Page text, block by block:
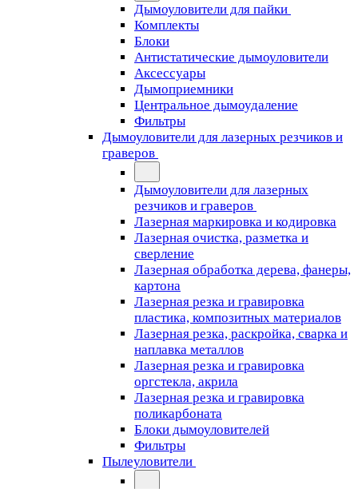
Дымоуловители для пайки
Комплекты
Блоки
Антистатические дымоуловители
Аксессуары
Дымоприемники
Центральное дымоудаление
Фильтры
Дымоуловители для лазерных резчиков и
граверов
Дымоуловители для лазерных
резчиков и граверов
Лазерная маркировка и кодировка
Лазерная очистка, разметка и
сверление
Лазерная обработка дерева, фанеры,
картона
Лазерная резка и гравировка
пластика, композитных материалов
Лазерная резка, раскройка, сварка и
наплавка металлов
Лазерная резка и гравировка
оргстекла, акрила
Лазерная резка и гравировка
поликарбоната
Блоки дымоуловителей
Фильтры
Пылеуловители